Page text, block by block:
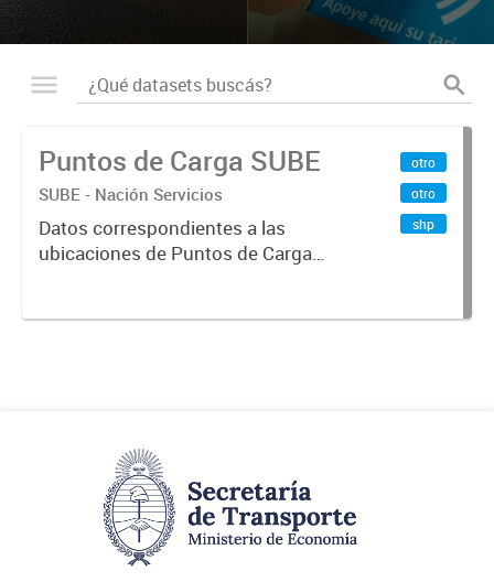
Puntos de Carga SUBE
SUBE - Nación Servicios
Datos correspondientes a las
ubicaciones de Puntos de Carga
otro
otro
shp